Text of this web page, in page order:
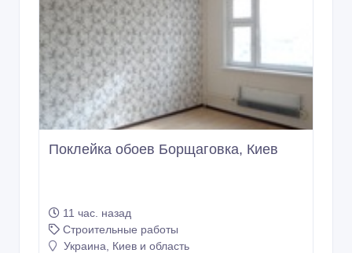
Поклейка обоев Борщаговка, Киев
11 час. назад
Строительные работы
Украина, Киев и область